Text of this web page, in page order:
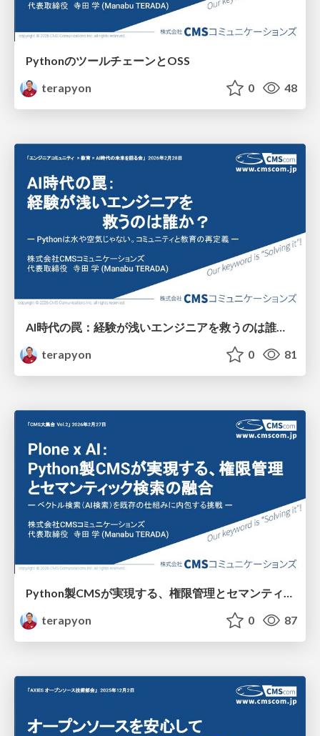
PythonのツールチェーンとOSS
terapyon
0 48
terapyon
0 81
Python製CMSが実現する、権限管理とセマンティック検索の融合
terapyon
0 87